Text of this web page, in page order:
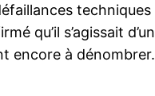
qu’il s’agissait
encore à dénombrer.